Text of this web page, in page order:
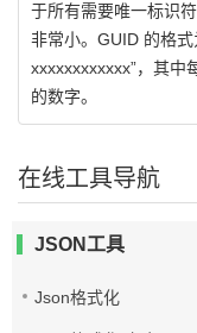
于所有需要唯一标识
非常小。GUID 的格
xxxxxxxxxxxx”，其中
的数字。
在线工具导航
JSON工具
Json格式化